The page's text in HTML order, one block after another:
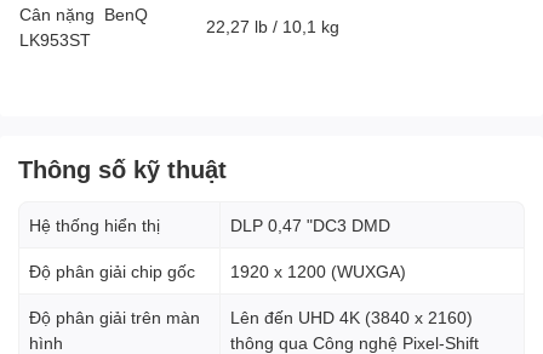
Cân nặng BenQ
LK953ST
22,27 lb / 10,1 kg
Thông số kỹ thuật
Hệ thống hiển thị DLP 0,47 "DC3 DMD
Độ phân giải chip gốc 1920 x 1200 (WUXGA)
Độ phân giải trên màn
hình
Lên đến UHD 4K (3840 x 2160)
thông qua Công nghệ Pixel-Shift